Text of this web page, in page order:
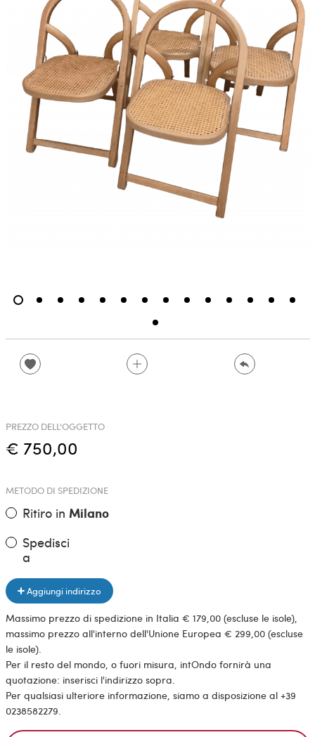
PREZZO DELL'OGGETTO
€ 750,00
METODO DI SPEDIZIONE
Ritiro in Milano
Spedisci
a
Aggiungi indirizzo
Massimo prezzo di spedizione in Italia € 179,00 (escluse le isole),
massimo prezzo all'interno dell'Unione Europea € 299,00 (escluse
le isole).
Per il resto del mondo, o fuori misura, intOndo fornirà una
quotazione: inserisci l'indirizzo sopra.
Per qualsiasi ulteriore informazione, siamo a disposizione al +39
0238582279.